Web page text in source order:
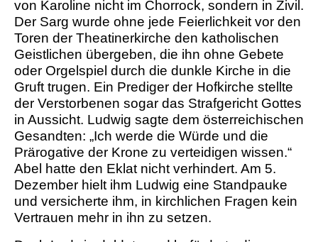
von Karoline nicht im Chorrock, sondern in Zivil.
Der Sarg wurde ohne jede Feierlichkeit vor den
Toren der Theatinerkirche den katholischen
Geistlichen übergeben, die ihn ohne Gebete
oder Orgelspiel durch die dunkle Kirche in die
Gruft trugen. Ein Prediger der Hofkirche stellte
der Verstorbenen sogar das Strafgericht Gottes
in Aussicht. Ludwig sagte dem österreichischen
Gesandten: „Ich werde die Würde und die
Prärogative der Krone zu verteidigen wissen.“
Abel hatte den Eklat nicht verhindert. Am 5.
Dezember hielt ihm Ludwig eine Standpauke
und versicherte ihm, in kirchlichen Fragen kein
Vertrauen mehr in ihn zu setzen.